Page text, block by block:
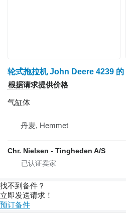
轮式拖拉机 John Deere 4239 的
根据请求提供价格
气缸体
丹麦, Hemmet
Chr. Nielsen - Tingheden A/S
找不到备件？
立即发送请求！
预订备件